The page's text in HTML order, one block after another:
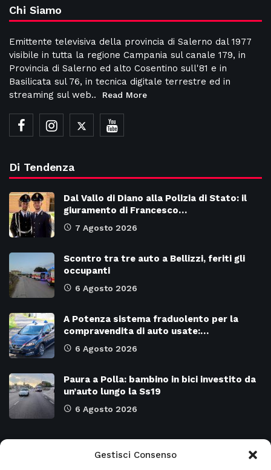
Gestisci Consenso
Chi Siamo
Emittente televisiva della provincia di Salerno dal 1977
visibile in tutta la regione Campania sul canale 179, in
Provincia di Salerno ed alto Cosentino sull'81 e in
Basilicata sul 76, in tecnica digitale terrestre ed in
streaming sul web..
Read More
Di Tendenza
Dal Vallo di Diano alla Polizia di Stato: il
giuramento di Francesco…
7 Agosto 2026
Scontro tra tre auto a Bellizzi, feriti gli
occupanti
6 Agosto 2026
A Potenza sistema fraduolento per la
compravendita di auto usate:…
6 Agosto 2026
Paura a Polla: bambino in bici investito da
un’auto lungo la Ss19
6 Agosto 2026